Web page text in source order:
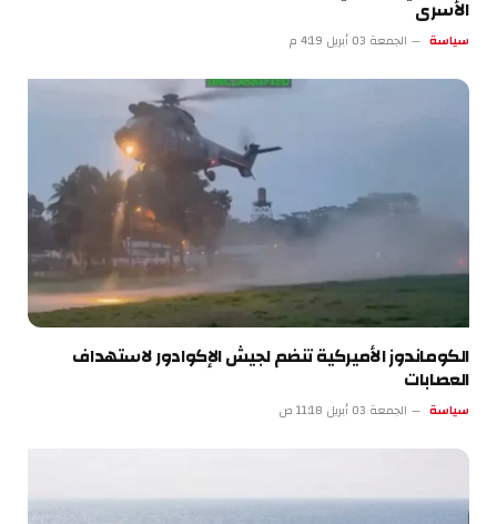
الأسرى
سياسة الجمعة 03 أبريل 4:19 م
الكوماندوز الأميركية تنضم لجيش الإكوادور لاستهداف
العصابات
سياسة الجمعة 03 أبريل 11:18 ص